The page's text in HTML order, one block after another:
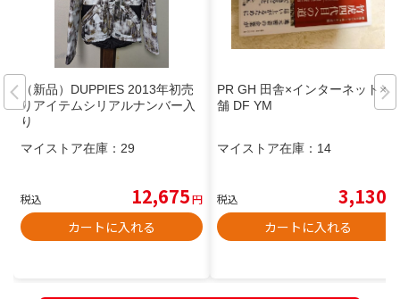
（新品）DUPPIES 2013年初売
りアイテムシリアルナンバー入
り
マイストア在庫： 29
税込 12,675円
カートに入れる
PR GH 田舎×インターネット×老
舗 DF YM
マイストア在庫： 14
税込 3,130
カートに入れる